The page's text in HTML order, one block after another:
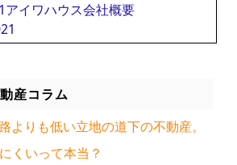
イワハウス会社概要
産コラム
よりも低い立地の道下の不動産。
くいって本当？